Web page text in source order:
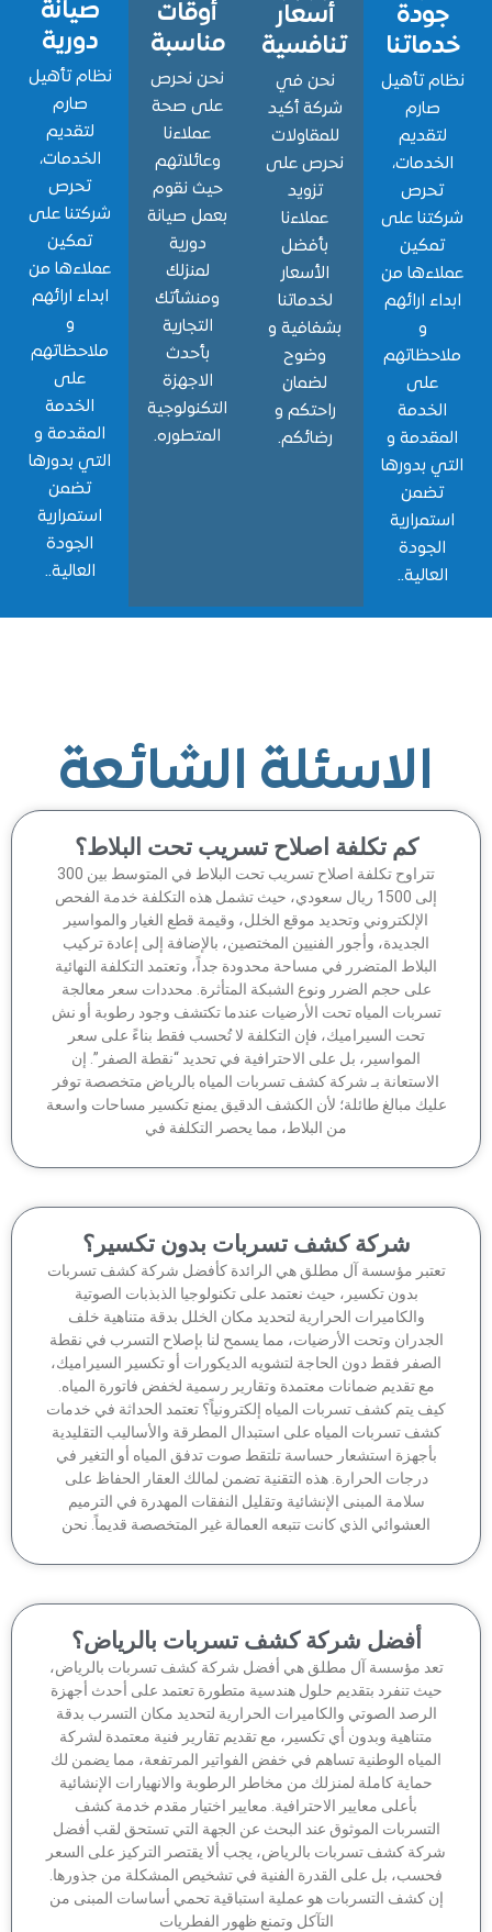
تأهيل
على
من
ارائهم
و
بدورها
أسعار
تنافسية
نحن في
شركة أكيد
للمقاولات
نحرص على
عملاءنا
الأسعار
لخدماتنا
بشفافية و
راحتكم و
رضائكم.
أوقات
مناسبة
نحن نحرص
على صحة
وعائلاتهم
حيث نقوم
بعمل صيانة
ومنشأتك
التجارية
التكنولوجية
المتطوره.
صيانة
دورية
نظام تأهيل
الخدمات،
شركتنا على
عملاءها من
ابداء ارائهم
ملاحظاتهم
الخدمة
المقدمة و
التي بدورها
استمرارية
الاسئلة الشائعة
كم تكلفة اصلاح تسريب تحت البلاط؟
تتراوح تكلفة اصلاح تسريب تحت البلاط في المتوسط بين 300
إلى 1500 ريال سعودي، حيث تشمل هذه التكلفة خدمة الفحص
الإلكتروني وتحديد موقع الخلل، وقيمة قطع الغيار والمواسير
الجديدة، وأجور الفنيين المختصين، بالإضافة إلى إعادة تركيب
البلاط المتضرر في مساحة محدودة جداً، وتعتمد التكلفة النهائية
على حجم الضرر ونوع الشبكة المتأثرة. محددات سعر معالجة
المياه تحت الأرضيات عندما تكتشف وجود رطوبة أو نش
تحت السيراميك، فإن التكلفة لا تُحسب فقط بناءً على سعر
المواسير، بل على الاحترافية في تحديد “نقطة الصفر”. إن
بـ شركة كشف تسربات المياه بالرياض متخصصة توفر
مبالغ طائلة؛ لأن الكشف الدقيق يمنع تكسير مساحات واسعة
من البلاط، مما يحصر التكلفة في
شركة كشف تسربات بدون تكسير؟
مؤسسة آل مطلق هي الرائدة كأفضل شركة كشف تسربات
بدون تكسير، حيث نعتمد على تكنولوجيا الذبذبات الصوتية
والكاميرات الحرارية لتحديد مكان الخلل بدقة متناهية خلف
وتحت الأرضيات، مما يسمح لنا بإصلاح التسرب في نقطة
فقط دون الحاجة لتشويه الديكورات أو تكسير السيراميك،
مع تقديم ضمانات معتمدة وتقارير رسمية لخفض فاتورة المياه.
يتم كشف تسربات المياه إلكترونياً؟ تعتمد الحداثة في خدمات
تسربات المياه على استبدال المطرقة والأساليب التقليدية
بأجهزة استشعار حساسة تلتقط صوت تدفق المياه أو التغير في
درجات الحرارة. هذه التقنية تضمن لمالك العقار الحفاظ على
سلامة المبنى الإنشائية وتقليل النفقات المهدرة في الترميم
العشوائي الذي كانت تتبعه العمالة غير المتخصصة قديماً. نحن
أفضل شركة كشف تسربات بالرياض؟
مؤسسة آل مطلق هي أفضل شركة كشف تسربات بالرياض،
تنفرد بتقديم حلول هندسية متطورة تعتمد على أحدث أجهزة
الرصد الصوتي والكاميرات الحرارية لتحديد مكان التسرب بدقة
متناهية وبدون أي تكسير، مع تقديم تقارير فنية معتمدة لشركة
الوطنية تساهم في خفض الفواتير المرتفعة، مما يضمن لك
حماية كاملة لمنزلك من مخاطر الرطوبة والانهيارات الإنشائية
بأعلى معايير الاحترافية. معايير اختيار مقدم خدمة كشف
الموثوق عند البحث عن الجهة التي تستحق لقب أفضل
كشف تسربات بالرياض، يجب ألا يقتصر التركيز على السعر
بل على القدرة الفنية في تشخيص المشكلة من جذورها.
كشف التسربات هو عملية استباقية تحمي أساسات المبنى من
التآكل وتمنع ظهور الفطريات